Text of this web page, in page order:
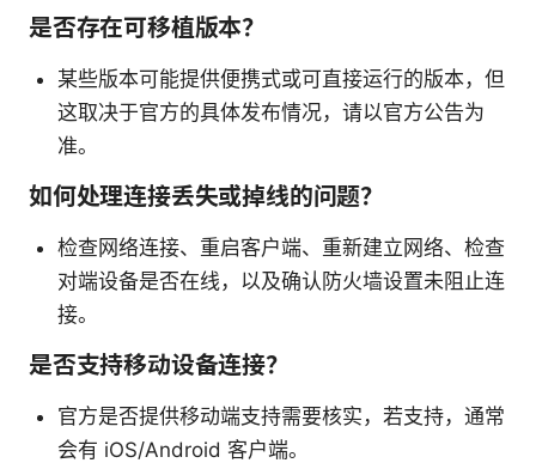
是否存在可移植版本？
某些版本可能提供便携式或可直接运行的版本，但
这取决于官方的具体发布情况，请以官方公告为
准。
如何处理连接丢失或掉线的问题？
检查网络连接、重启客户端、重新建立网络、检查
对端设备是否在线，以及确认防火墙设置未阻止连
接。
是否支持移动设备连接？
官方是否提供移动端支持需要核实，若支持，通常
会有 iOS/Android 客户端。